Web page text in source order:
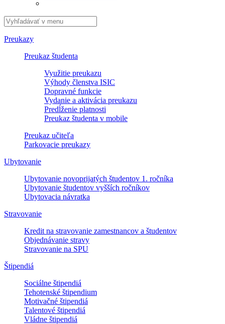
Preukazy
Preukaz študenta
Využitie preukazu
Výhody členstva ISIC
Dopravné funkcie
Vydanie a aktivácia preukazu
Predĺženie platnosti
Preukaz študenta v mobile
Preukaz učiteľa
Parkovacie preukazy
Ubytovanie
Ubytovanie novoprijatých študentov 1. ročníka
Ubytovanie študentov vyšších ročníkov
Ubytovacia návratka
Stravovanie
Kredit na stravovanie zamestnancov a študentov
Objednávanie stravy
Stravovanie na SPU
Štipendiá
Sociálne štipendiá
Tehotenské štipendium
Motivačné štipendiá
Talentové štipendiá
Vládne štipendiá